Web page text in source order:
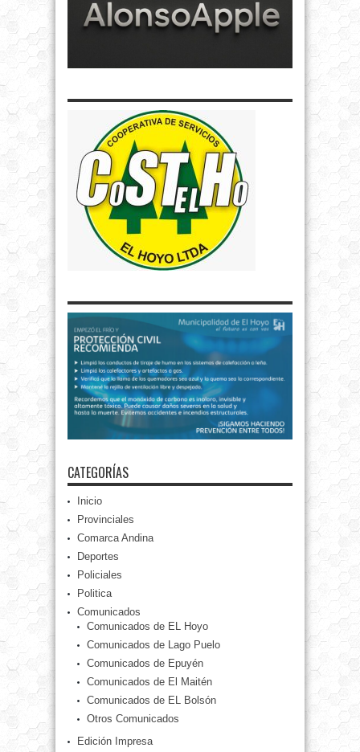
CATEGORÍAS
Inicio
Provinciales
Comarca Andina
Deportes
Policiales
Politica
Comunicados
Comunicados de EL Hoyo
Comunicados de Lago Puelo
Comunicados de Epuyén
Comunicados de El Maitén
Comunicados de EL Bolsón
Otros Comunicados
Edición Impresa